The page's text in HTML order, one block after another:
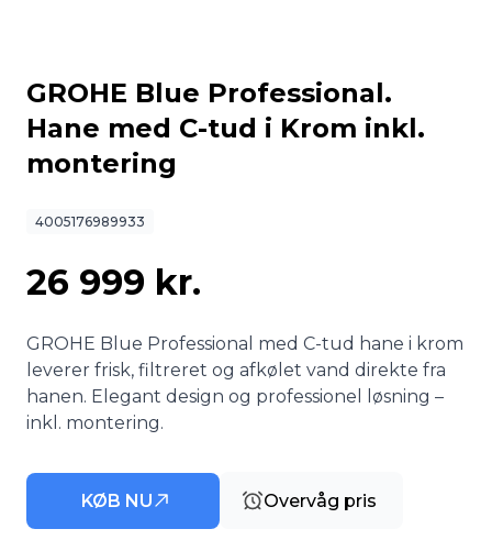
GROHE Blue Professional.
Hane med C-tud i Krom inkl.
montering
4005176989933
26 999 kr.
GROHE Blue Professional med C-tud hane i krom
leverer frisk, filtreret og afkølet vand direkte fra
hanen. Elegant design og professionel løsning –
inkl. montering.
KØB NU Overvåg pris